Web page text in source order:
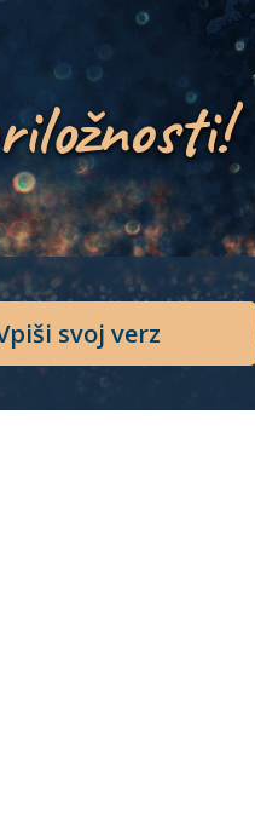
svoj verz